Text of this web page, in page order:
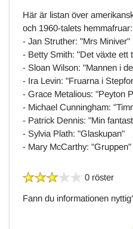
Här är listan över
och 1960-talets hemmafruar:
- Jan Struther: "Mrs Miniver"
- Betty Smith: "Det växte ett
- Sloan Wilson: "Mannen i
- Ira Levin: "Fruarna i
- Grace Metalious: "Peyton
- Michael Cunningham:
- Patrick Dennis: "Min
- Sylvia Plath: "Glaskupan"
- Mary McCarthy: "Gruppen"
0 röster
Fann du informationen